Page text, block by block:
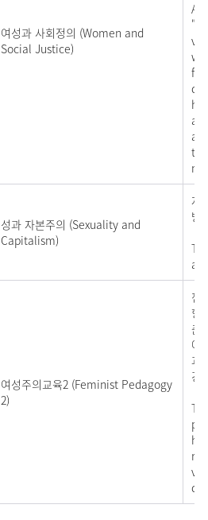
여성과 사회정의 (Women and
Social Justice)
as
성과 자본주의 (Sexuality and
Capitalism)
자
방
여성주의교육2 (Feminist Pedagogy
2)
젠
향
춘
에
과
강